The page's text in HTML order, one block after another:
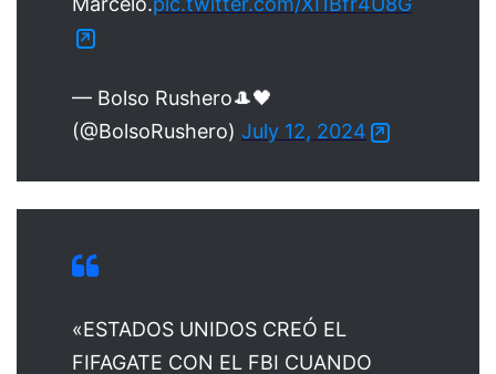
— Bolso Rushero🎩🖤
(@BolsoRushero) July 12, 2024
«ESTADOS UNIDOS CREÓ EL
FIFAGATE CON EL FBI CUANDO